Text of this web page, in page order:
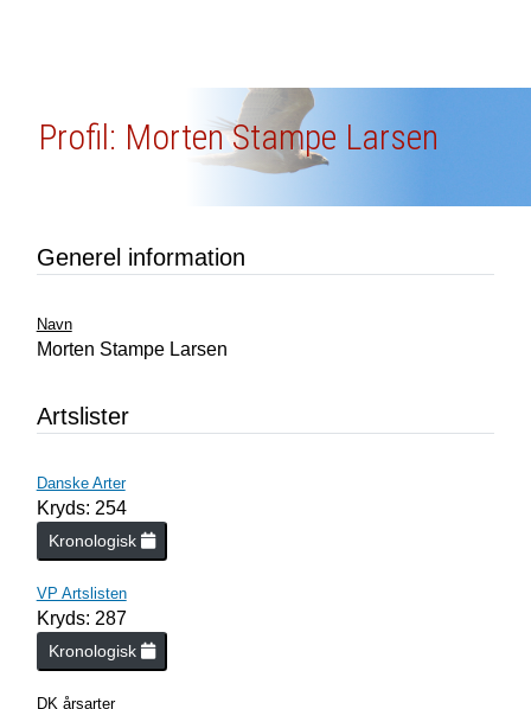
Profil: Morten Stampe Larsen
Generel information
Navn
Morten Stampe Larsen
Artslister
Danske Arter
Kryds: 254
Kronologisk
VP Artslisten
Kryds: 287
Kronologisk
DK årsarter